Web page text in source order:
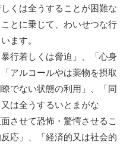
くは全うすることが困難な
とに乗じて、わいせつな行
ます。
行若しくは脅迫」、「心身
アルコールやは薬物を摂取
でない状態の利用」、「同
は全うするいとまがな
させて恐怖・驚愕させるこ
応」、「経済的又は社会的